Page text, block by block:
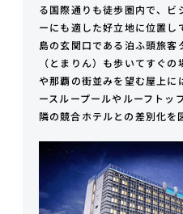
る国際通りも徒歩圏内で、ビ
ーにも適した好立地に位置し
島の玄関口である泊ふ頭旅客
（とまりん）も歩いてすぐ
や那覇の街並みを望む屋上に
ースループールやルーフトッ
隣の競合ホテルとの差別化を